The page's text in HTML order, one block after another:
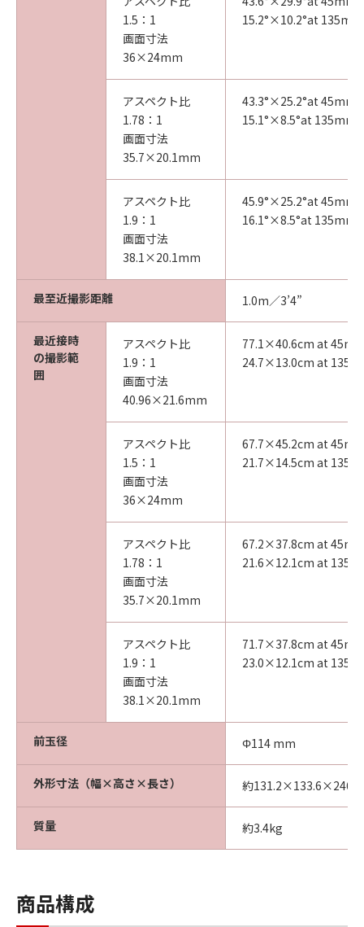
1.5：1
画面寸法
36×24mm
15.2°×10.2°at 135mm
アスペクト比
1.78：1
画面寸法
35.7×20.1mm
43.3°×25.2°at 45mm
15.1°×8.5°at 135mm
アスペクト比
1.9：1
画面寸法
38.1×20.1mm
45.9°×25.2°at 45mm
16.1°×8.5°at 135mm
最至近撮影距離 1.0m／3’4”
最近接時
の撮影範
囲
アスペクト比
1.9：1
画面寸法
40.96×21.6mm
77.1×40.6cm at
24.7×13.0cm at
アスペクト比
1.5：1
画面寸法
36×24mm
67.7×45.2cm at
21.7×14.5cm at
アスペクト比
1.78：1
画面寸法
35.7×20.1mm
67.2×37.8cm at
21.6×12.1cm at
アスペクト比
1.9：1
画面寸法
38.1×20.1mm
71.7×37.8cm at
23.0×12.1cm at
前玉径 Φ114 mm
外形寸法（幅×高さ×長さ） 約
質量 約3.4kg
商品構成